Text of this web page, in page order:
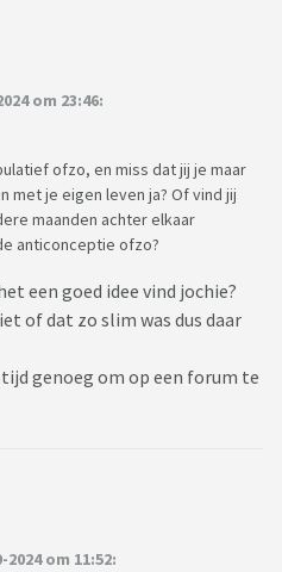
om 23:46:
ofzo, en miss dat jij je maar
met je eigen leven ja? Of vind jij
maanden achter elkaar
anticonceptie ofzo?
een goed idee vind jochie?
of dat zo slim was dus daar
genoeg om op een forum te
om 11:52: